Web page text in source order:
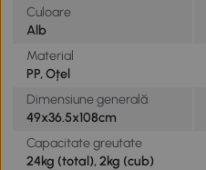
Culoare
Alb
Material
PP, Oțel
Dimensiune generală
49x36.5x108cm
Capacitate greutate
24kg (total), 2kg (cub)